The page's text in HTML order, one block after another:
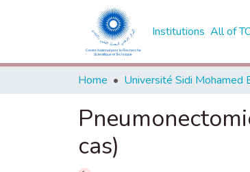
Institutions All of
Home
cas)